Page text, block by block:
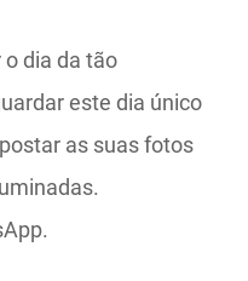
o dia da tão
este dia único
as suas fotos